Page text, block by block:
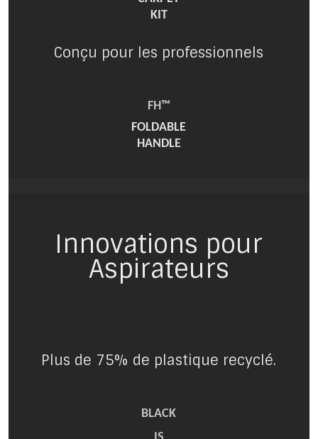
KIT
Conçu pour les professionnels
FH™
FOLDABLE
HANDLE
Innovations pour
Aspirateurs
Plus de 75% de plastique recyclé.
BLACK